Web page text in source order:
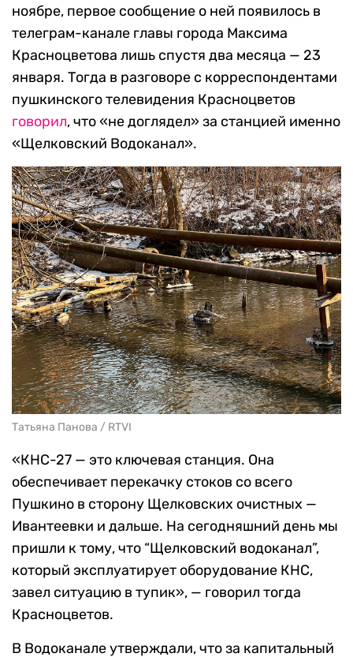
ноябре, первое сообщение о ней появилось в
телеграм-канале главы города Максима
Красноцветова лишь спустя два месяца — 23
января. Тогда в разговоре с корреспондентами
пушкинского телевидения Красноцветов
говорил, что «не доглядел» за станцией именно
«Щелковский Водоканал».
Татьяна Панова / RTVI
«КНС-27 — это ключевая станция. Она
обеспечивает перекачку стоков со всего
Пушкино в сторону Щелковских очистных —
Ивантеевки и дальше. На сегодняшний день мы
пришли к тому, что “Щелковский водоканал”,
который эксплуатирует оборудование КНС,
завел ситуацию в тупик», — говорил тогда
Красноцветов.
В Водоканале утверждали, что за капитальный